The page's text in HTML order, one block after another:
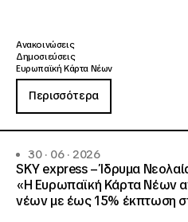
Ανακοινώσεις
Δημοσιεύσεις
Ευρωπαϊκή Κάρτα Νέων
Περισσότερα
30 · 06 · 2026
SKY express – Ίδρυμα
«Η Ευρωπαϊκή Κάρτα Νέων
νέων με έως 15% έκπτωση